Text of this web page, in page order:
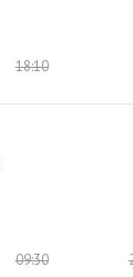
18:10
09:30